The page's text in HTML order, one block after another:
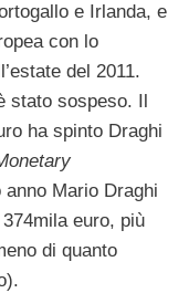
e Irlanda, e
con lo
del 2011.
stato sospeso. Il
ha spinto Draghi
Mario Draghi
euro, più
di quanto